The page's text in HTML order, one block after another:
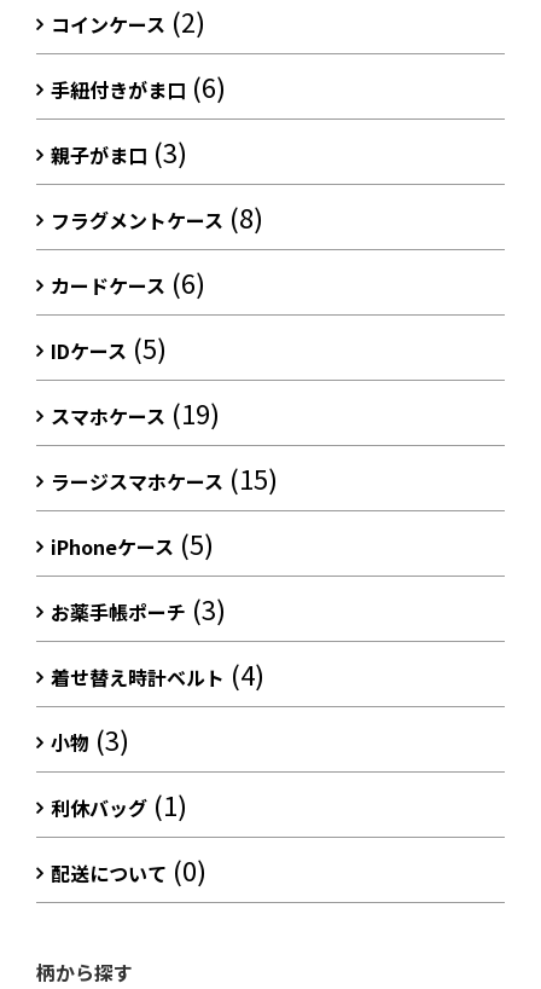
コインケース (2)
手紐付きがま口 (6)
親子がま口 (3)
フラグメントケース (8)
カードケース (6)
IDケース (5)
スマホケース (19)
ラージスマホケース (15)
iPhoneケース (5)
お薬手帳ポーチ (3)
着せ替え時計ベルト (4)
小物 (3)
利休バッグ (1)
配送について (0)
柄から探す